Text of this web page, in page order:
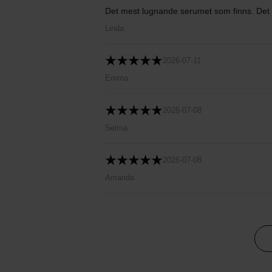
Det mest lugnande serumet som finns.
Linda
2026-07-11
Emma
2026-07-08
Selma
2026-07-08
Amanda